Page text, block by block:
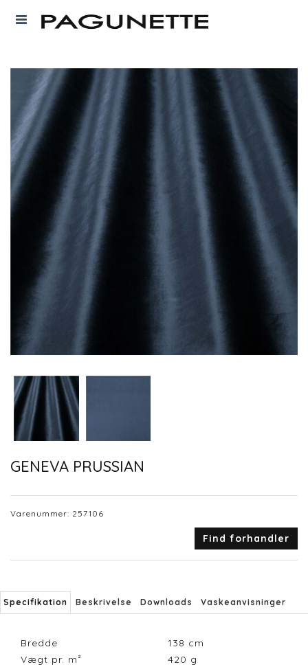
GENEVA PRUSSIAN
Varenummer: 257106
Find forhandler
Specifikation Beskrivelse Downloads Vaskeanvisninger
Bredde 138 cm
Vægt pr. m²
420 g